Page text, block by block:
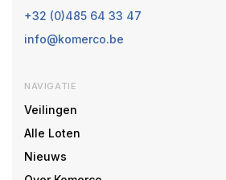
+32 (0)485 64 33 47
info@komerco.be
NAVIGATIE
Veilingen
Alle Loten
Nieuws